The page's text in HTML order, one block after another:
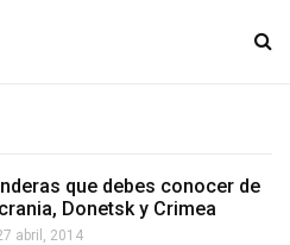
que debes conocer de
Donetsk y Crimea
abril, 2014